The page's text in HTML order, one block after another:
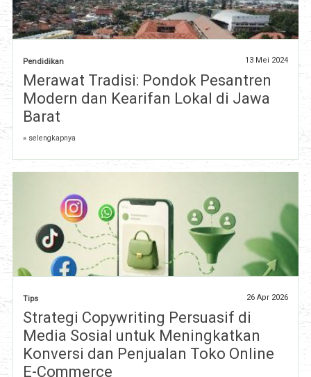
Pendidikan 13 Mei 2024
Merawat Tradisi: Pondok Pesantren
Modern dan Kearifan Lokal di Jawa
Barat
» selengkapnya
Tips 26 Apr 2026
Strategi Copywriting Persuasif di
Media Sosial untuk Meningkatkan
Konversi dan Penjualan Toko Online
E-Commerce